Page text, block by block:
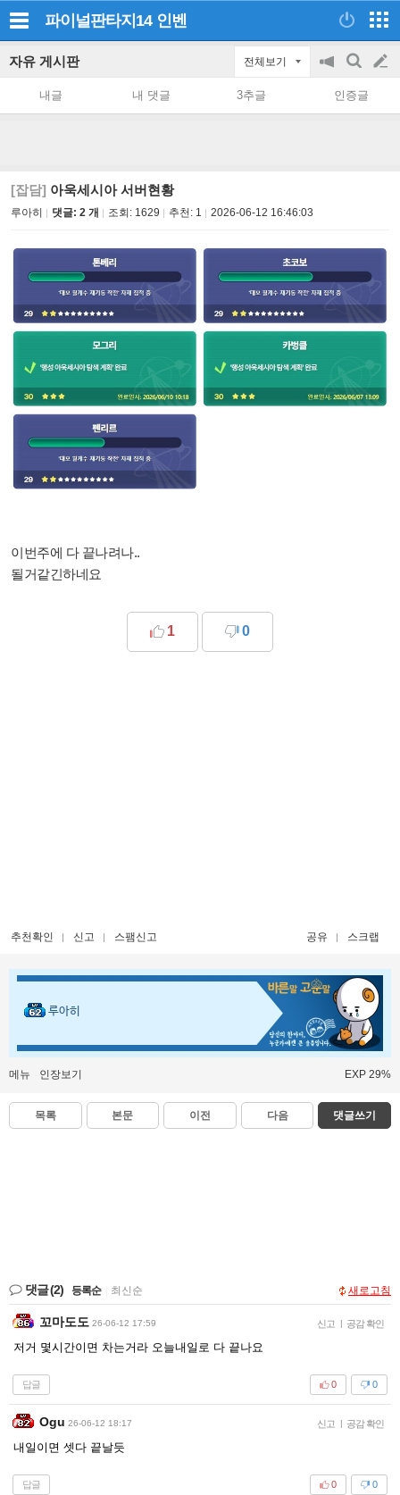
파이널판타지14 인벤
자유 게시판 전체보기
공
on/off
검
색
글
쓰
내글 내 댓글 3추글 인증글
[잡담] 아욱세시아 서버현황
루아히 댓글: 2 개 조회: 1629 추천: 1 2026-06-12 16:46:03
이번주에 다 끝나려나..
될거같긴하네요
1 0
추천확인 신고 스팸신고 공유 스크랩
루아히
메뉴 인장보기 EXP 29%
목록 본문 이전 다음 댓글쓰기
댓글(2) 등록순 최신순 새로고침
꼬마도도 26-06-12 17:59 신고 | 공감 확인
저거 몇시간이면 차는거라 오늘내일로 다 끝나요
답글 0
0
Ogu 26-06-12 18:17 신고 | 공감 확인
내일이면 셋다 끝날듯
답글 0
0